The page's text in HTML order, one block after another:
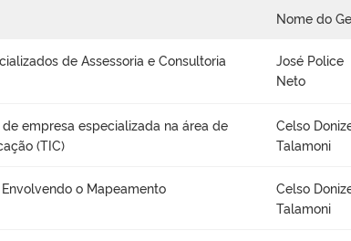
Nome do
de Assessoria e Consultoria
José Police
Neto
empresa especializada na área de
(TIC)
Celso
Talamoni
o Mapeamento
Celso
Talamoni